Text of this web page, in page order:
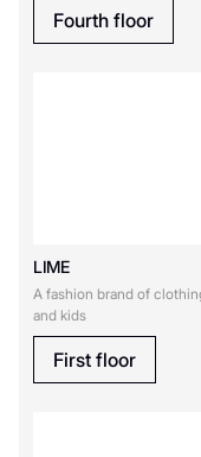
Fourth floor
LIME
A fashion brand of
and kids
First floor